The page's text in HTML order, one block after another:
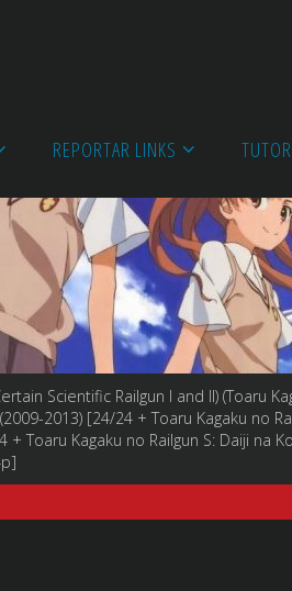
REPORTAR LINKS
Scientific Railgun I and II) (Toaru
2013) [24/24 + Toaru Kagaku no
Toaru Kagaku no Railgun S: Daiji na